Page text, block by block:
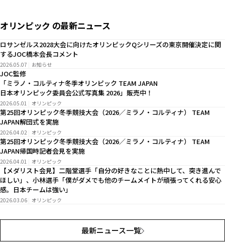
オリンピック の最新ニュース
ロサンゼルス2028大会に向けたオリンピックQシリーズの東京開催決定に関
するJOC橋本会長コメント
2026.05.07 お知らせ
JOC監修
「ミラノ・コルティナ冬季オリンピック TEAM JAPAN
日本オリンピック委員会公式写真集 2026」販売中！
2026.05.01 オリンピック
第25回オリンピック冬季競技大会（2026／ミラノ・コルティナ） TEAM
JAPAN解団式を実施
2026.04.02 オリンピック
第25回オリンピック冬季競技大会（2026／ミラノ・コルティナ） TEAM
JAPAN帰国時記者会見を実施
2026.04.01 オリンピック
【メダリスト会見】二階堂選手「自分の好きなことに熱中して、突き進んで
ほしい」、小林選手「僕がダメでも他のチームメイトが頑張ってくれる安心
感。日本チームは強い」
2026.03.06 オリンピック
最新ニュース一覧